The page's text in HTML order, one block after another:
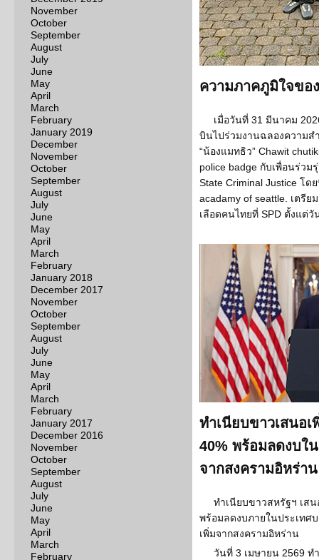
November
October
September
August
July
June
May
April
March
February
January 2019
December
November
October
September
August
July
June
May
April
March
February
January 2018
December 2017
November
October
September
August
July
June
May
April
March
February
January 2017
December 2016
November
October
September
August
July
June
May
April
March
February
ความภาคภูมิใจขอ
เมื่อวันที่ 31 มีนาคม
บินไปร่วมงานฉลองความส
“น้องแมทธิว” Chawit
police badge กับเพื่อนร่วม
State Criminal Justice โด
acadamy of seattle. เตรี
เลือดคนไทยที่ SPD ตั้งแต่
ทำเนียบขาวเสนอ
40% พร้อมลดงบใ
จากสงครามอิหร่าน
ทำเนียบขาวสหรัฐฯ เส
พร้อมลดงบภายในประเทศ
เพิ่มจากสงครามอิหร่าน
วันที่ 3 เมษายน 2569 ท